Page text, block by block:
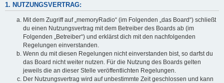
1. NUTZUNGSVERTRAG:
Mit dem Zugriff auf „memoryRadio“ (im Folgenden „das Board“) schließt
du einen Nutzungsvertrag mit dem Betreiber des Boards ab (im
Folgenden „Betreiber“) und erklärst dich mit den nachfolgenden
Regelungen einverstanden.
Wenn du mit diesen Regelungen nicht einverstanden bist, so darfst du
das Board nicht weiter nutzen. Für die Nutzung des Boards gelten
jeweils die an dieser Stelle veröffentlichten Regelungen.
Der Nutzungsvertrag wird auf unbestimmte Zeit geschlossen und kann